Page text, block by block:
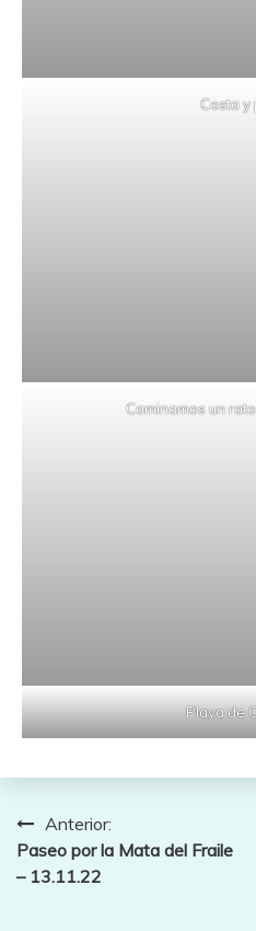
Costa y
Caminamos un
Playa de
Navegación
de
Anterior:
Paseo por la Mata del Fraile
– 13.11.22